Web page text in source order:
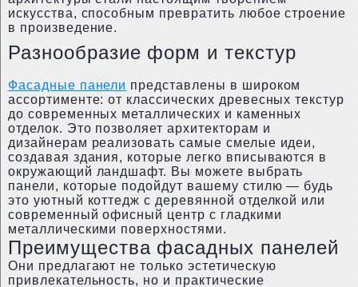
искусства, способным превратить любое строение
в произведение.
Разнообразие форм и текстур
Фасадные панели представлены в широком
ассортименте: от классических древесных текстур
до современных металлических и каменных
отделок. Это позволяет архитекторам и
дизайнерам реализовать самые смелые идеи,
создавая здания, которые легко вписываются в
окружающий ландшафт. Вы можете выбрать
панели, которые подойдут вашему стилю — будь
это уютный коттедж с деревянной отделкой или
современный офисный центр с гладкими
металлическими поверхностями.
Преимущества фасадных панелей
Они предлагают не только эстетическую
привлекательность, но и практические